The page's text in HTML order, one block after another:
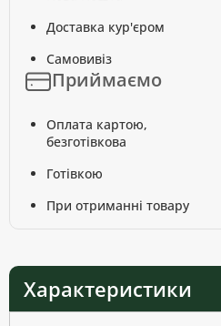
Доставка кур'єром
Самовивіз
Приймаємо
Оплата картою,
безготівкова
Готівкою
При отриманні товару
Характеристики